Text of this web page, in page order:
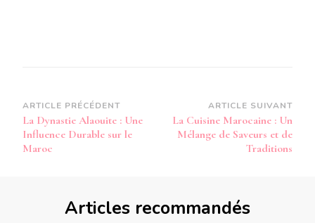
Navigation
d’article
ARTICLE PRÉCÉDENT
La Dynastie Alaouite : Une
Influence Durable sur le
Maroc
ARTICLE SUIVANT
La Cuisine Marocaine : Un
Mélange de Saveurs et de
Traditions
Articles recommandés